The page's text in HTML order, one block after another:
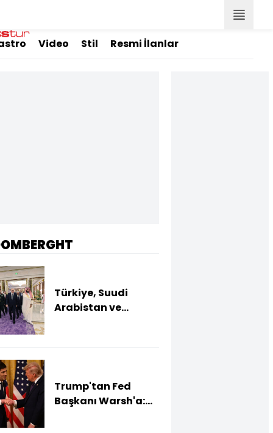
Video Stil Resmi İlanlar
Türkiye, Suudi
Arabistan ve
anlaşması imzaladı
Trump'tan Fed
Başkanı Warsh'a: